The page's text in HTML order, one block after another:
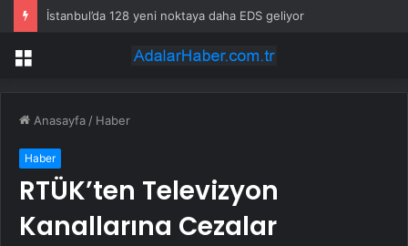
İstanbul’da 128 yeni noktaya daha EDS geliyor
Menü
Anasayfa / Haber
Haber
RTÜK’ten Televizyon
Kanallarına Cezalar